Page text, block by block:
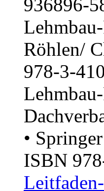
936896-
Röhlen/
978-3-
•
ISBN